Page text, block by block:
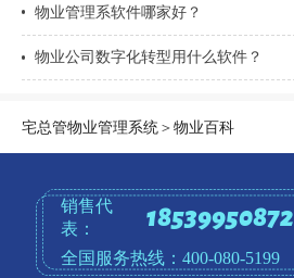
物业管理系软件哪家好？
物业公司数字化转型用什么软件？
宅总管物业管理系统＞物业百科
销售代
表：
18539950872
全国服务热线：400-080-5199